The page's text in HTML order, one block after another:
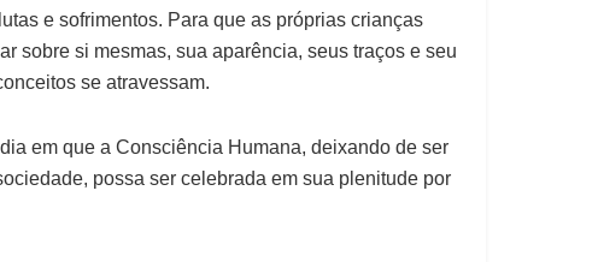
e sofrimentos. Para que as próprias crianças
sobre si mesmas, sua aparência, seus traços e seu
se atravessam.
em que a Consciência Humana, deixando de ser
possa ser celebrada em sua plenitude por